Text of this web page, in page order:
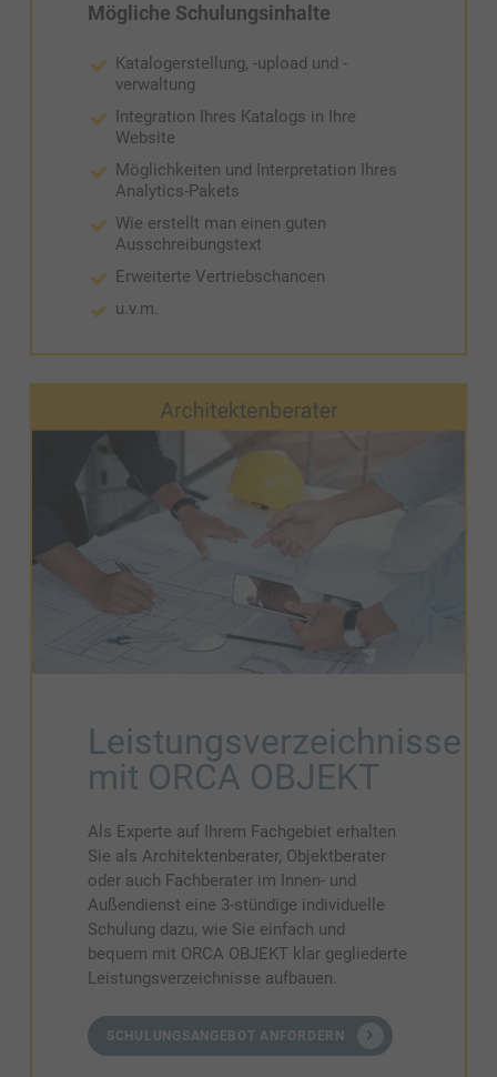
Mögliche Schulungsinhalte
Katalogerstellung, -upload und -
verwaltung
Integration Ihres Katalogs in Ihre
Website
Möglichkeiten und Interpretation Ihres
Analytics-Pakets
Wie erstellt man einen guten
Ausschreibungstext
Erweiterte Vertriebschancen
u.v.m.
Leistungsverzeichnisse
mit ORCA OBJEKT
Als Experte auf Ihrem Fachgebiet erhalten
Sie als Architektenberater, Objektberater
oder auch Fachberater im Innen- und
Außendienst eine 3-stündige individuelle
Schulung dazu, wie Sie einfach und
bequem mit ORCA OBJEKT klar gegliederte
Leistungsverzeichnisse aufbauen.
SCHULUNGSANGEBOT ANFORDERN